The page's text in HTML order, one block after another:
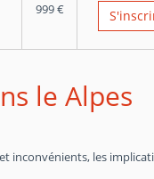
999€
le Alpes
inconvénients, les